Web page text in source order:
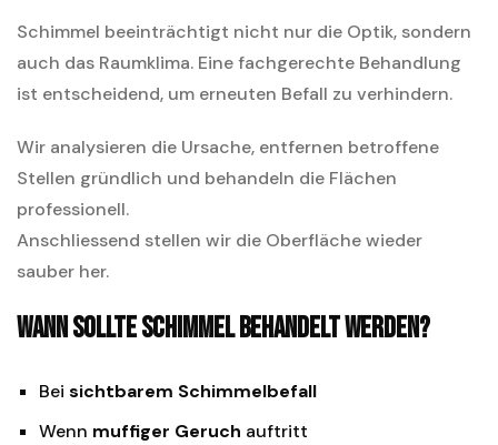
Schimmel beeinträchtigt nicht nur die Optik, sondern
auch das Raumklima. Eine fachgerechte Behandlung
ist entscheidend, um erneuten Befall zu verhindern.
Wir analysieren die Ursache, entfernen betroffene
Stellen gründlich und behandeln die Flächen
professionell.
Anschliessend stellen wir die Oberfläche wieder
sauber her.
Wann sollte Schimmel behandelt werden?
Bei sichtbarem Schimmelbefall
Wenn muffiger Geruch auftritt